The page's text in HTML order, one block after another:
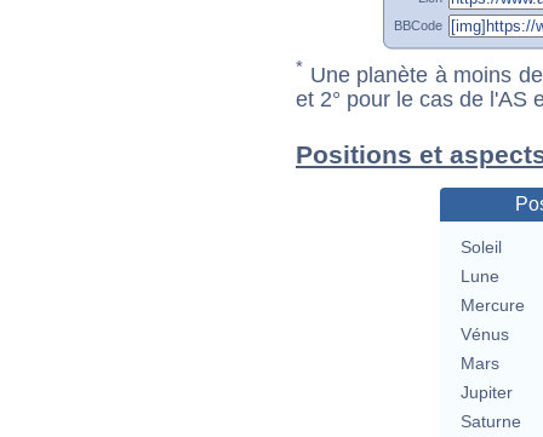
BBCode
* Une planète à moins
et 2° pour le cas de l'AS
Positions et
Soleil
Lune
Mercure
Vénus
Mars
Jupiter
Saturne